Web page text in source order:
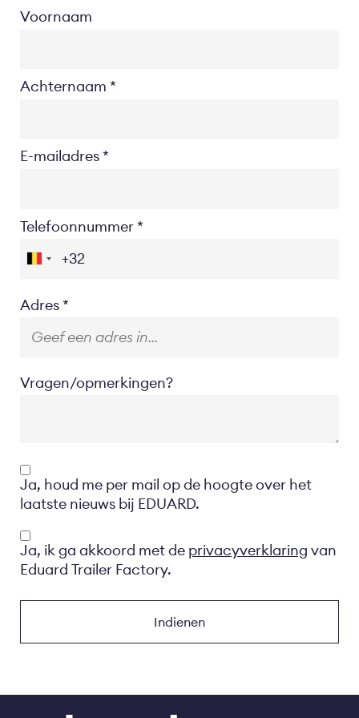
Voornaam
Achternaam
E-mailadres
Telefoonnummer
Location
Adres
Vragen/opmerkingen?
Opt-
in
Ja, houd me per mail op de hoogte over het
laatste nieuws bij EDUARD.
Privacyverklaring
Ja, ik ga akkoord met de privacyverklaring van
Eduard Trailer Factory.